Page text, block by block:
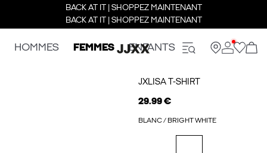
BACK AT IT | SHOPPEZ MAINTENANT
BACK AT IT | SHOPPEZ MAINTENANT
HOMMES FEMMES ENFANTS
JXLISA T-SHIRT
29.99 €
BLANC / BRIGHT WHITE